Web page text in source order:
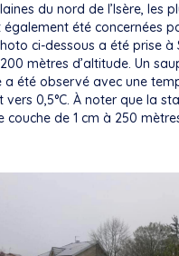
du nord de l’Isère, les
également été concernées
ci-dessous a été prise à
mètres d’altitude. Un
a été observé avec une
vers 0,5°C. À noter que la
couche de 1 cm à 250